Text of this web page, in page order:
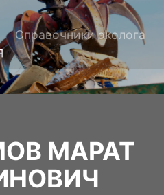
Справочники эколога
МАРАТ